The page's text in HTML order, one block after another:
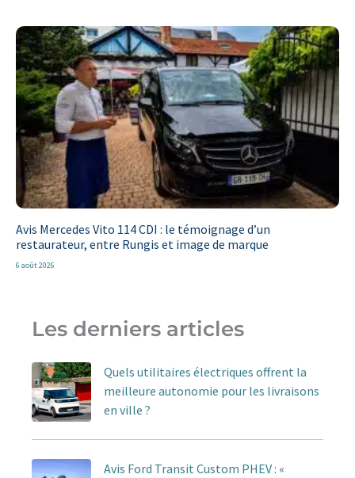
Avis Mercedes Vito 114 CDI : le témoignage d’un
restaurateur, entre Rungis et image de marque
6 août 2026
Les derniers articles
Quels utilitaires électriques offrent la
meilleure autonomie pour les livraisons
en ville ?
Avis Ford Transit Custom PHEV : «